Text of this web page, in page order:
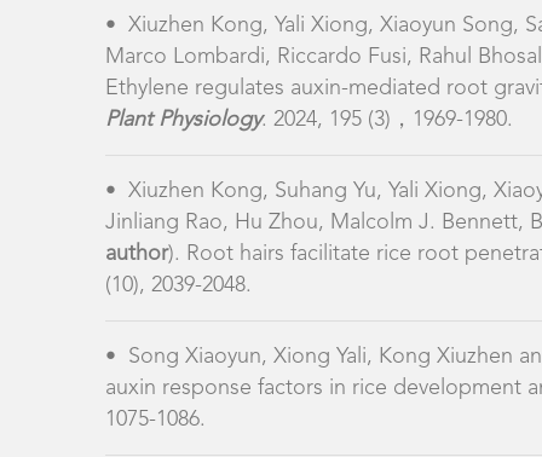
•Xiuzhen Kong, Suhang Yu, Yali Xiong,
Jinliang Rao, Hu Zhou, Malcolm J. Bennett,
author ). Root hairs facilitate rice root